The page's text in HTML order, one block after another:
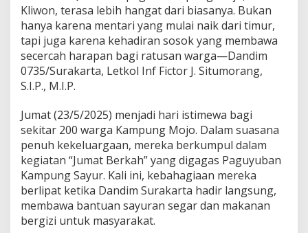
p
a
n
d
a
r
n
d
i
m
S
u
r
a
k
a
Kliwon, terasa lebih hangat dari biasanya. Bukan
hanya karena mentari yang mulai naik dari timur,
tapi juga karena kehadiran sosok yang membawa
secercah harapan bagi ratusan warga—Dandim
0735/Surakarta, Letkol Inf Fictor J. Situmorang,
S.I.P., M.I.P.
Jumat (23/5/2025) menjadi hari istimewa bagi
sekitar 200 warga Kampung Mojo. Dalam suasana
penuh kekeluargaan, mereka berkumpul dalam
kegiatan “Jumat Berkah” yang digagas Paguyuban
Kampung Sayur. Kali ini, kebahagiaan mereka
berlipat ketika Dandim Surakarta hadir langsung,
membawa bantuan sayuran segar dan makanan
bergizi untuk masyarakat.